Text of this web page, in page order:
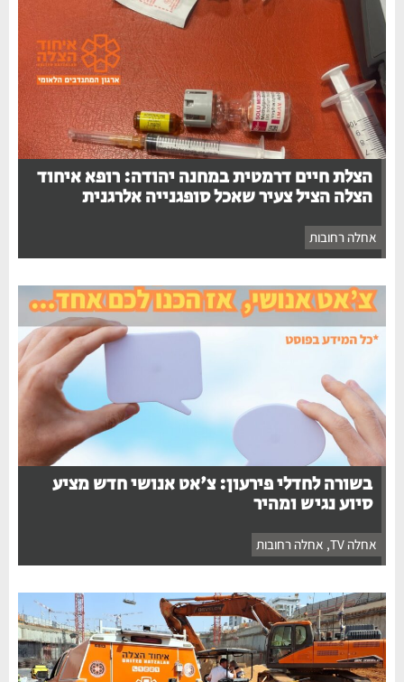
הצלת חיים דרמטית במחנה יהודה: רופא איחוד
הצלה הציל צעיר שאכל סופגנייה אלרגנית
אחלה רחובות
בשורה לחדלי פירעון: צ'אט אנושי חדש מציע
סיוע נגיש ומהיר
אחלה TV ,אחלה רחובות